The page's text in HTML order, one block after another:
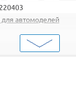
для автомоделей
RH8055 / RH8081 /